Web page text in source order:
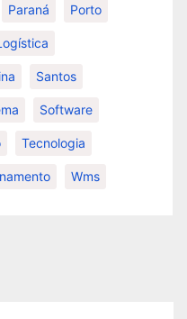
Paraná Porto
Santos
Software
Tecnologia
Wms